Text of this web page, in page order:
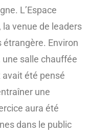
L’Espace
venue de leaders
étrangère. Environ
une salle chauffée
été pensé
une
aura été
dans le public